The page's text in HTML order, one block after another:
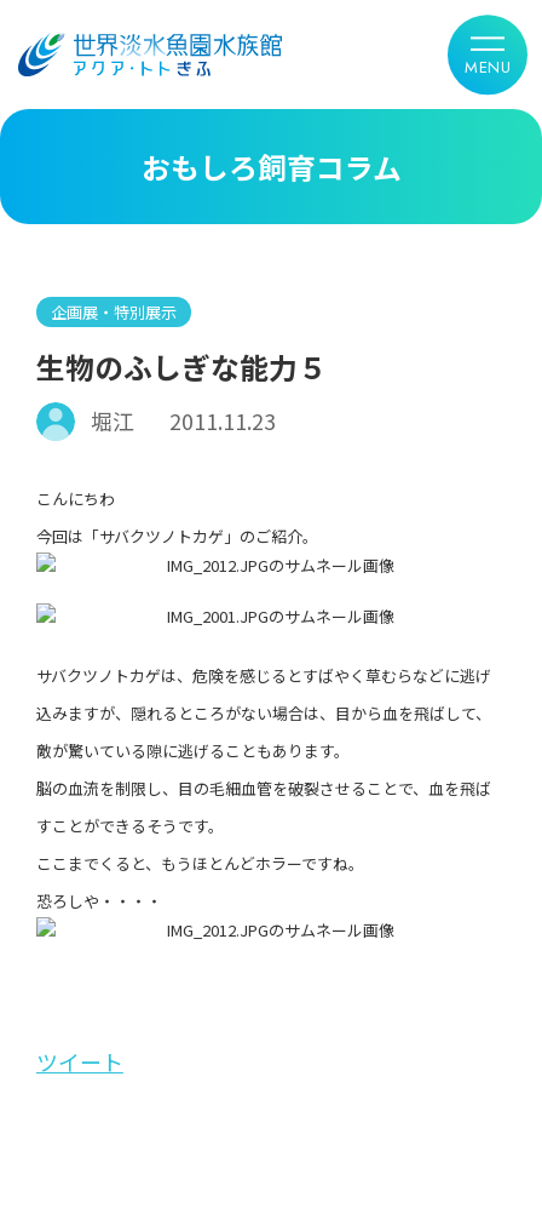
おもしろ飼育コラム
企画展・特別展示
生物のふしぎな能力５
堀江 2011.11.23
こんにちわ
今回は「サバクツノトカゲ」のご紹介。
サバクツノトカゲは、危険を感じるとすばやく草むらなどに逃げ
込みますが、隠れるところがない場合は、目から血を飛ばして、
敵が驚いている隙に逃げることもあります。
脳の血流を制限し、目の毛細血管を破裂させることで、血を飛ば
すことができるそうです。
ここまでくると、もうほとんどホラーですね。
恐ろしや・・・・
ツイート